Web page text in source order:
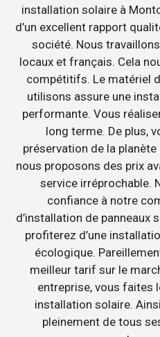
installation solaire à
d’un excellent rapport
société. Nous
locaux et français. Cela
compétitifs. Le matériel
utilisons assure une
performante. Vous
long terme. De plus,
préservation de la
nous proposons des prix
service irréprochable.
confiance à notre
d’installation de panneaux
profiterez d’une
écologique.
meilleur tarif sur le
entreprise, vous faites
installation solaire.
pleinement de tous